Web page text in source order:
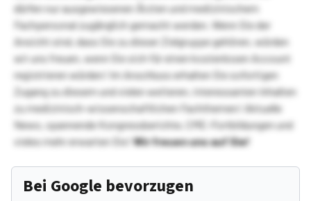
dürfen nur ausgewiesenen Ärzten und medizinischem
Fachpersonal zugänglich gemacht werden. Wenn Sie der
Ansicht sind, dass Sie zu dieser Zielgruppe gehören, würden
wir uns freuen, wenn Sie sich für einen kostenlosen Account
registrieren würden! Im Anschluss erhalten Sie sofortigen
Zugang zu diesem und vielen weiteren, interessanten Inhalten
zu medizinisch-wissenschaftlichen Fachthemen! Aktuelle
News, spannende Kongressberichte, CME-Fortbildungen und
vieles mehr erwarten Sie!Wir freuen uns auf Sie!
Bei Google bevorzugen